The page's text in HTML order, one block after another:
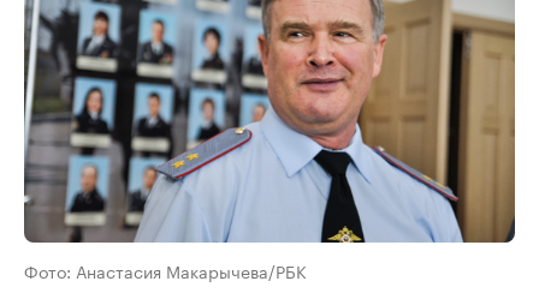
Фото: Анастасия Макарычева/РБК